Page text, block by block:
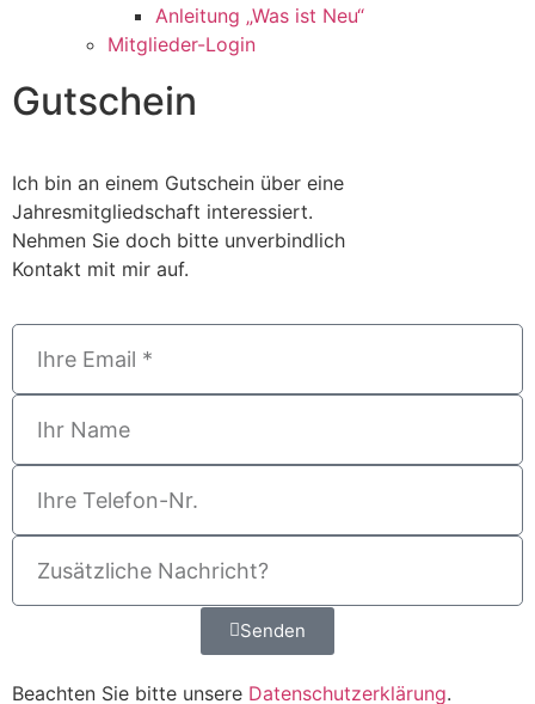
Anleitung „Was ist Neu“
Mitglieder-Login
Gutschein
Ich bin an einem Gutschein über eine
Jahresmitgliedschaft interessiert.
Nehmen Sie doch bitte unverbindlich
Kontakt mit mir auf.
Senden
Beachten Sie bitte unsere Datenschutzerklärung.